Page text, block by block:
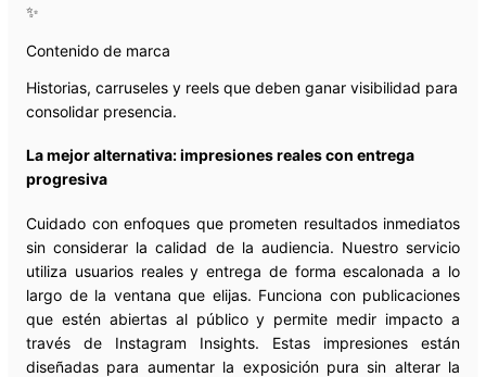
✨
Contenido de marca
Historias, carruseles y reels que deben ganar visibilidad para
consolidar presencia.
La mejor alternativa: impresiones reales con entrega
progresiva
Cuidado con enfoques que prometen resultados inmediatos
sin considerar la calidad de la audiencia. Nuestro servicio
utiliza usuarios reales y entrega de forma escalonada a lo
largo de la ventana que elijas. Funciona con publicaciones
que estén abiertas al público y permite medir impacto a
través de Instagram Insights. Estas impresiones están
diseñadas para aumentar la exposición pura sin alterar la